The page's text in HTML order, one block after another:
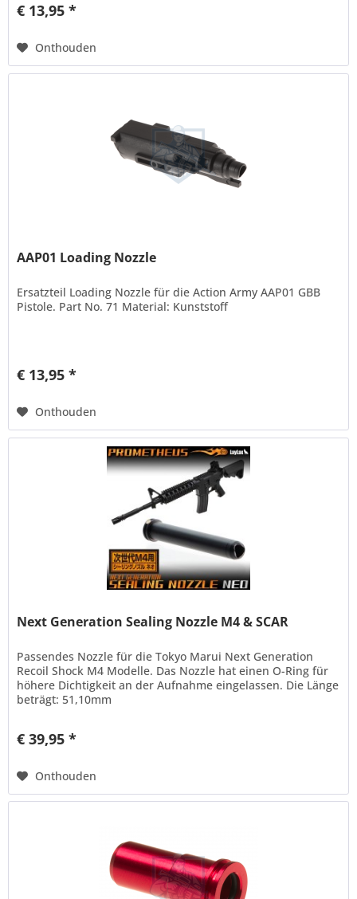
€ 13,95 *
Onthouden
AAP01 Loading Nozzle
Ersatzteil Loading Nozzle für die Action Army AAP01 GBB
Pistole. Part No. 71 Material: Kunststoff
€ 13,95 *
Onthouden
Next Generation Sealing Nozzle M4 & SCAR
Passendes Nozzle für die Tokyo Marui Next Generation
Recoil Shock M4 Modelle. Das Nozzle hat einen O-Ring für
höhere Dichtigkeit an der Aufnahme eingelassen. Die Länge
beträgt: 51,10mm
€ 39,95 *
Onthouden